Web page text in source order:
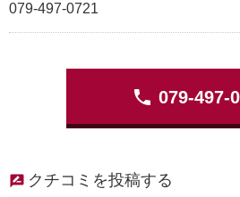
079-497-0721
phone 079-497-
クチコミを投稿する